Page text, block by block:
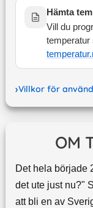
Hämta
Vill du
temperatur
Villkor för
OM
Det hela började
det ute just nu?"
att bli en av